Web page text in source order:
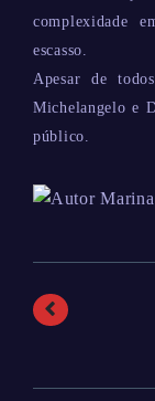
complexidade
escasso.
Apesar de
Michelangelo e
público.